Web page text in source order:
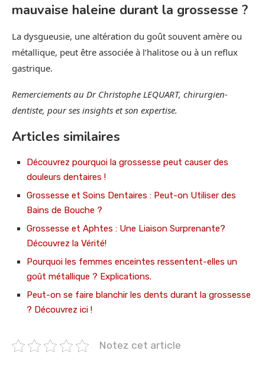
mauvaise haleine durant la grossesse ?
La dysgueusie, une altération du goût souvent amère ou
métallique, peut être associée à l’halitose ou à un reflux
gastrique.
Remerciements au Dr Christophe LEQUART, chirurgien-
dentiste, pour ses insights et son expertise.
Articles similaires
Découvrez pourquoi la grossesse peut causer des
douleurs dentaires !
Grossesse et Soins Dentaires : Peut-on Utiliser des
Bains de Bouche ?
Grossesse et Aphtes : Une Liaison Surprenante?
Découvrez la Vérité!
Pourquoi les femmes enceintes ressentent-elles un
goût métallique ? Explications.
Peut-on se faire blanchir les dents durant la grossesse
? Découvrez ici !
Notez cet article